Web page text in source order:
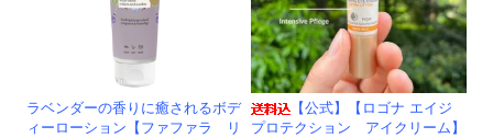
ラベンダーの香りに癒されるボデ
ィーローション【ファファラ リ
【公式】【ロゴナ エイジ
プロテクション アイクリーム】